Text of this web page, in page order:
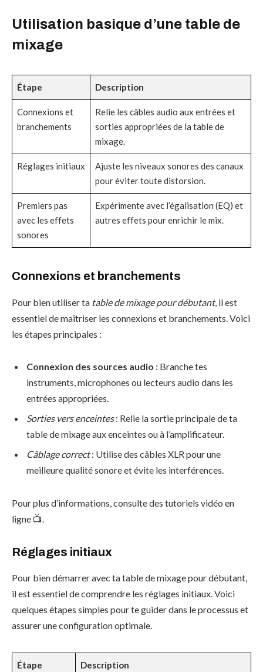
Utilisation basique d’une table de
mixage
Étape Description
Connexions et
branchements
Relie les câbles audio aux entrées et
sorties appropriées de la table de
mixage.
Réglages initiaux
Ajuste les niveaux sonores des canaux
pour éviter toute distorsion.
Premiers pas
avec les effets
sonores
Expérimente avec l’égalisation (EQ) et
autres effets pour enrichir le mix.
Connexions et branchements
Pour bien utiliser ta table de mixage pour débutant, il est
essentiel de maîtriser les connexions et branchements. Voici
les étapes principales :
Connexion des sources audio : Branche tes
instruments, microphones ou lecteurs audio dans les
entrées appropriées.
Sorties vers enceintes: Relie la sortie principale de ta
table de mixage aux enceintes ou à l’amplificateur.
Câblage correct: Utilise des câbles XLR pour une
meilleure qualité sonore et évite les interférences.
Pour plus d’informations, consulte des tutoriels vidéo en
ligne 📺.
Réglages initiaux
Pour bien démarrer avec ta table de mixage pour débutant,
il est essentiel de comprendre les réglages initiaux. Voici
quelques étapes simples pour te guider dans le processus et
assurer une configuration optimale.
Étape Description